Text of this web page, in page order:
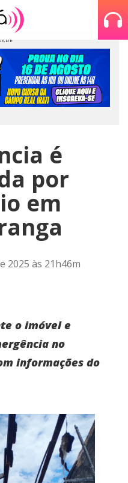
é
por
em
2025 às 21h46m
o imóvel e
no
informações do